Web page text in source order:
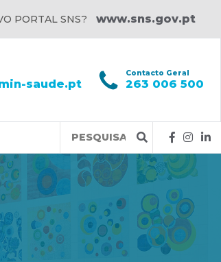
PORTAL SNS? www.sns.gov.pt
saude.pt
Contacto Geral
263 006 500
Query